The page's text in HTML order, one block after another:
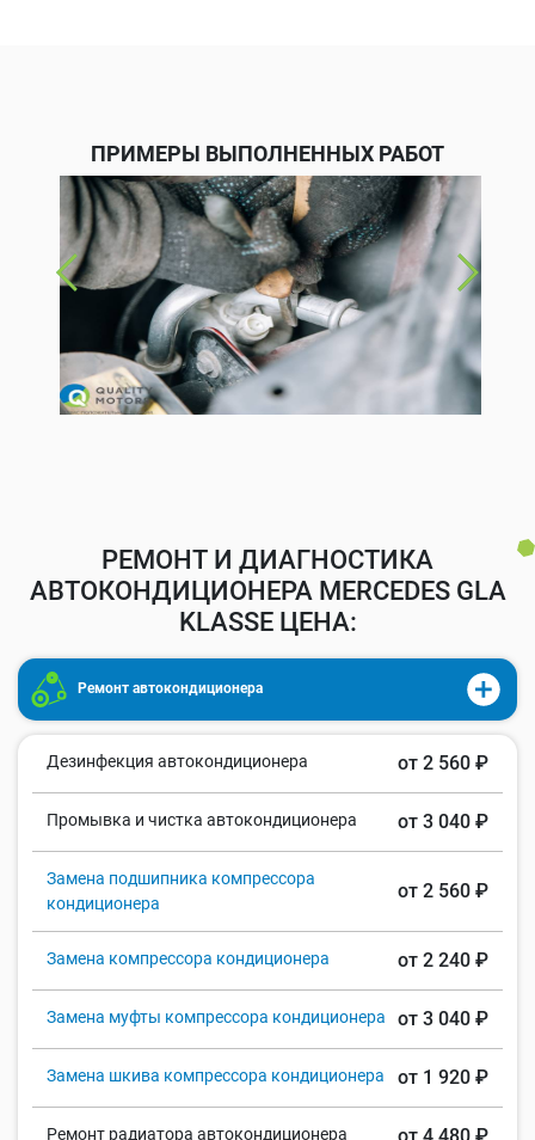
ПРИМЕРЫ ВЫПОЛНЕННЫХ РАБОТ
РЕМОНТ И ДИАГНОСТИКА
АВТОКОНДИЦИОНЕРА MERCEDES GLA
KLASSE ЦЕНА:
Ремонт автокондиционера
Дезинфекция автокондиционера от 2 560 ₽
Промывка и чистка автокондиционера от 3 040 ₽
Замена подшипника компрессора
кондиционера
от 2 560 ₽
Замена компрессора кондиционера от 2 240 ₽
Замена муфты компрессора кондиционера от 3 040 ₽
Замена шкива компрессора кондиционера от 1 920 ₽
Ремонт радиатора автокондиционера от 4 480 ₽